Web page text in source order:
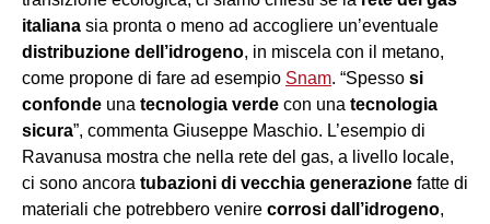
italiana sia pronta o meno ad accogliere un’eventuale
distribuzione dell’idrogeno, in miscela con il metano,
come propone di fare ad esempio Snam. “Spesso si
confonde una tecnologia verde con una tecnologia
sicura”, commenta Giuseppe Maschio. L’esempio di
Ravanusa mostra che nella rete del gas, a livello locale,
ci sono ancora tubazioni di vecchia generazione fatte di
materiali che potrebbero venire corrosi dall’idrogeno,